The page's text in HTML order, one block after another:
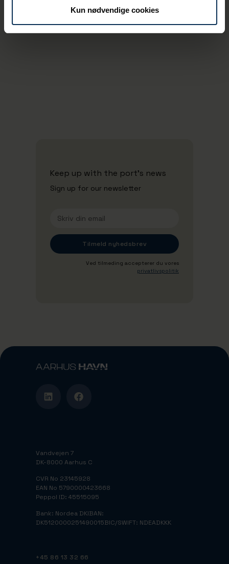
Kun nødvendige cookies
Safety and Emergency
Keep up with the port's news
Sign up for our newsletter
Ved tilmeding accepterer du vores
privatlivspolitik
Vandvejen 7
DK-8000 Aarhus C
CVR No 23145928
EAN No 5790000423668
Peppol ID: 45515095
Bank: Nordea DKIBAN:
DK5120000251490015BIC/SWIFT: NDEADKKK
+45 86 13 32 66